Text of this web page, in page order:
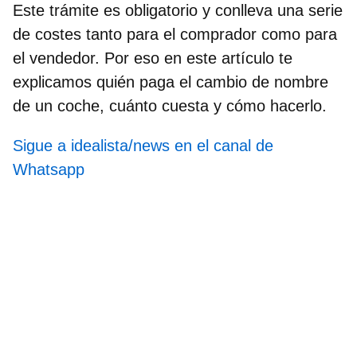
Este trámite es obligatorio y conlleva una serie
de costes tanto para el comprador como para
el vendedor. Por eso en este artículo te
explicamos quién paga el cambio de nombre
de un coche, cuánto cuesta y cómo hacerlo.
Sigue a idealista/news en el canal de
Whatsapp